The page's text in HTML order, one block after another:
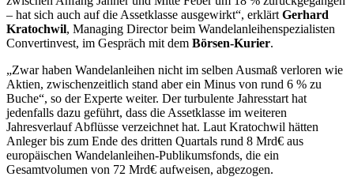
– hat sich auch auf die Assetklasse ausgewirkt“, erklärt Gerhard
Kratochwil, Managing Director beim Wandelanleihenspezialisten
Convertinvest, im Gespräch mit dem Börsen-Kurier.
„Zwar haben Wandelanleihen nicht im selben Ausmaß verloren wie
Aktien, zwischenzeitlich stand aber ein Minus von rund 6 % zu
Buche“, so der Experte weiter. Der turbulente Jahresstart hat
jedenfalls dazu geführt, dass die Assetklasse im weiteren
Jahresverlauf Abflüsse verzeichnet hat. Laut Kratochwil hätten
Anleger bis zum Ende des dritten Quartals rund 8 Mrd€ aus
europäischen Wandelanleihen-Publikumsfonds, die ein
Gesamtvolumen von 72 Mrd€ aufweisen, abgezogen.